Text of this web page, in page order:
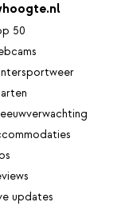
50
updates